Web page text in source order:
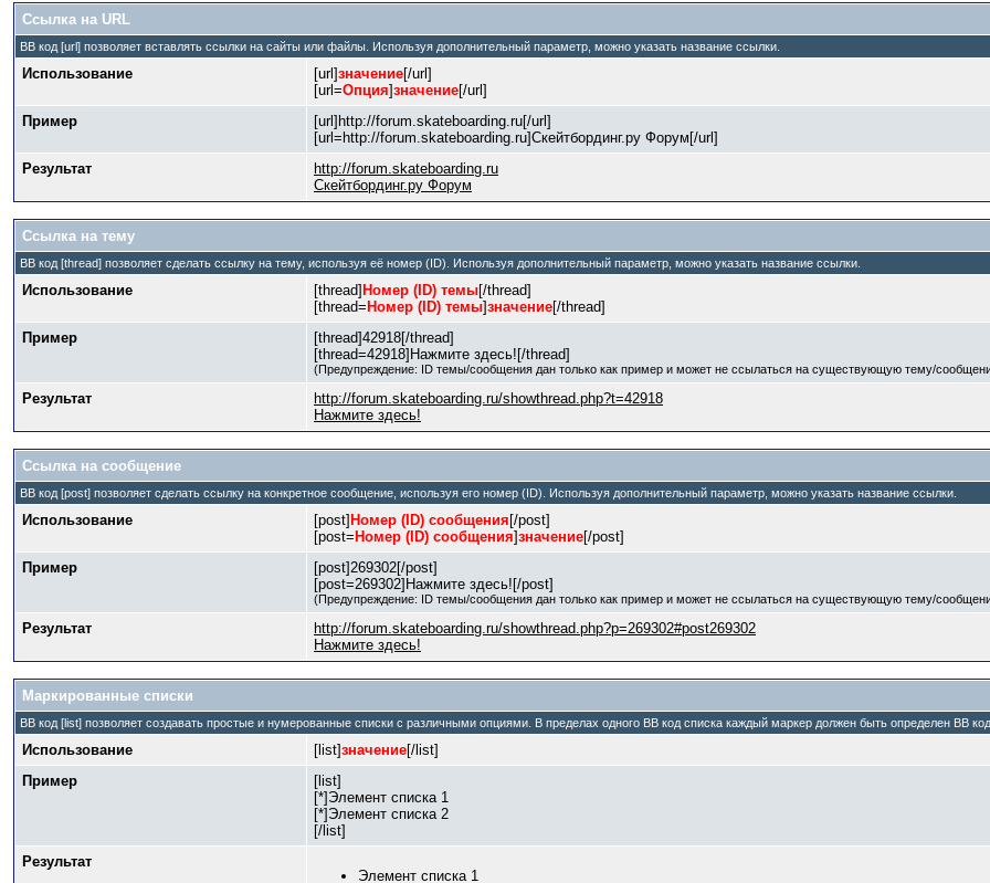
Ссылка на URL
BB код [url] позволяет вставлять ссылки на сайты или файлы. Используя дополнительный параметр, можно указать название ссылки.
Использование [url]значение[/url]
[url=Опция]значение[/url]
Пример
[url]http://forum.skateboarding.ru[/url]
[url=http://forum.skateboarding.ru]Скейтбординг.ру Форум[/url]
Результат
http://forum.skateboarding.ru
Скейтбординг.ру Форум
Ссылка на тему
BB код [thread] позволяет сделать ссылку на тему, используя её номер (ID). Используя дополнительный параметр, можно указать название ссылки.
Использование [thread] Номер (ID) темы[/thread]
[thread= Номер (ID) темы]значение[/thread]
Пример
[thread]42918[/thread]
[thread=42918]Нажмите здесь![/thread]
(Предупреждение: ID темы/сообщения дан только как пример и может не ссылаться на существующую тему/
Результат
http://forum.skateboarding.ru/showthread.php?t=42918
Нажмите здесь!
Ссылка на сообщение
BB код [post] позволяет сделать ссылку на конкретное сообщение, используя его номер (ID). Используя дополнительный параметр, можно указать название ссылки.
Использование [post] Номер (ID) сообщения [/post]
[post= Номер (ID) сообщения]значение[/post]
Пример
[post]269302[/post]
[post=269302]Нажмите здесь![/post]
(Предупреждение: ID темы/сообщения дан только как пример и может не ссылаться на существующую тему/
Результат
http://forum.skateboarding.ru/showthread.php?p=269302#post269302
Нажмите здесь!
Маркированные списки
BB код [list] позволяет создавать простые и нумерованные списки с различными опциями. В пределах одного BB код списка каждый маркер должен быть определен BB
Использование [list]значение[/list]
Пример
[list]
[*]Элемент списка 1
[*]Элемент списка 2
[/list]
Результат
Элемент списка 1